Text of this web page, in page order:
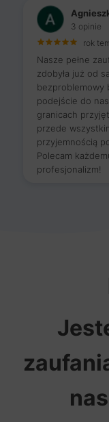
3 opinie
rok
Nasze pełne
zdobyła już od
bezproblemowy
podejście do
granicach
przede
przyjemnością
Polecam
profesjonalizm!